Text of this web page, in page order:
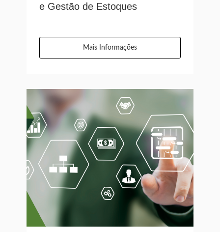
e Gestão de Estoques
Mais Informações